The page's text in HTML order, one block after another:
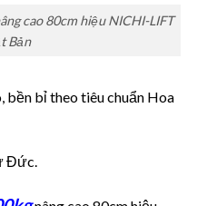
cao 80cm hiệu NICHI-LIFT
Bản
bền bỉ theo tiêu chuẩn Hoa
Đức.